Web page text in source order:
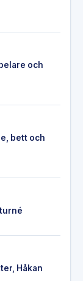
och
bett och
Håkan